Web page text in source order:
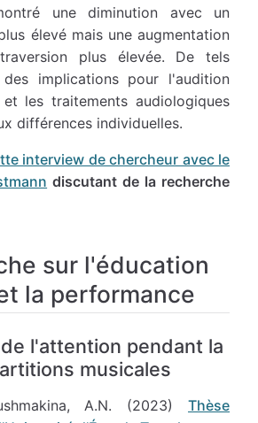
une diminution avec un
élevé mais une augmentation
plus élevée. De tels
implications pour l'audition
les traitements audiologiques
différences individuelles.
interview de chercheur avec le
discutant de la recherche
sur l'éducation
la performance
l'attention pendant la
musicales
A.N. (2023)Thèse